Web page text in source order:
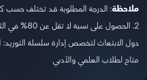
ملاحظة: الدرجة المطلوبة قد تختلف حسب
2. الحصول على نسبة لا تقل عن 80% في الثانوية العامة.
دول الابتعاث لتخصص إدارة سلسلة التوريد:
متاح لطلاب العلمي والأدبي